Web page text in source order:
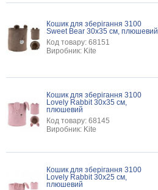
Кошик для зберігання 3100
Sweet Bear 30х35 см, плюшевий
Код товару: 68151
Виробник: Kite
Кошик для зберігання 3100
Lovely Rabbit 30х35 см,
плюшевий
Код товару: 68145
Виробник: Kite
Кошик для зберігання 3100
Lovely Rabbit 30х25 см,
плюшевий